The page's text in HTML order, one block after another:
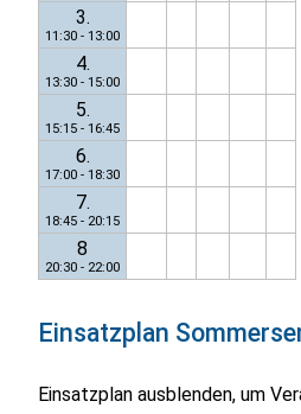
3.
11:30 - 13:00
4.
13:30 - 15:00
5.
15:15 - 16:45
6.
17:00 - 18:30
7.
18:45 - 20:15
8
20:30 - 22:00
Einsatzplan
Einsatzplan ausblenden, um